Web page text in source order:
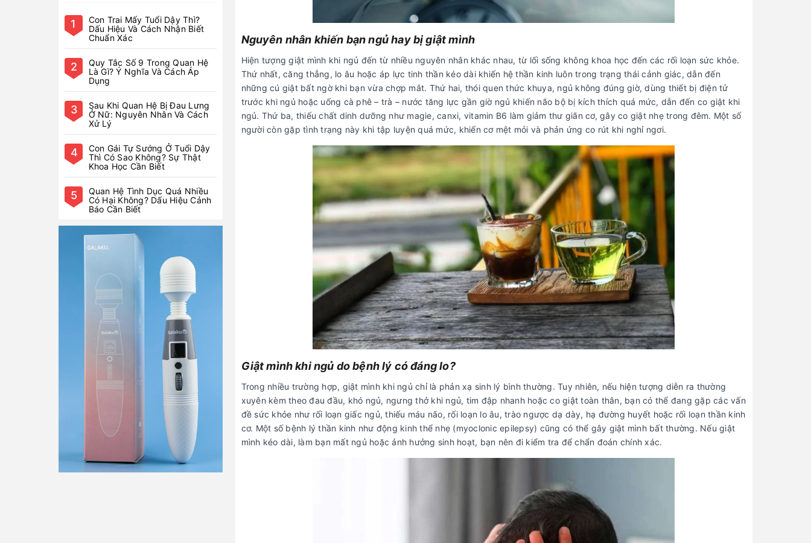
Nguyên nhân khiến bạn ngủ hay bị giật mình
Hiện tượng giật mình khi ngủ đến từ nhiều nguyên nhân khác nhau, từ lối sống không khoa học đến các rối loạn sức khỏe.
Thứ nhất, căng thẳng, lo âu hoặc áp lực tinh thần kéo dài khiến hệ thần kinh luôn trong trạng thái cảnh giác, dẫn đến
những cú giật bất ngờ khi bạn vừa chợp mắt. Thứ hai, thói quen thức khuya, ngủ không đúng giờ, dùng thiết bị điện tử
trước khi ngủ hoặc uống cà phê – trà – nước tăng lực gần giờ ngủ khiến não bộ bị kích thích quá mức, dẫn đến co giật khi
ngủ. Thứ ba, thiếu chất dinh dưỡng như magie, canxi, vitamin B6 làm giảm thư giãn cơ, gây co giật nhẹ trong đêm. Một số
người còn gặp tình trạng này khi tập luyện quá mức, khiến cơ mệt mỏi và phản ứng co rút khi nghỉ ngơi.
Giật mình khi ngủ do bệnh lý có đáng lo?
Trong nhiều trường hợp, giật mình khi ngủ chỉ là phản xạ sinh lý bình thường. Tuy nhiên, nếu hiện tượng diễn ra thường
xuyên kèm theo đau đầu, khó ngủ, ngưng thở khi ngủ, tim đập nhanh hoặc co giật toàn thân, bạn có thể đang gặp các vấn
đề sức khỏe như rối loạn giấc ngủ, thiếu máu não, rối loạn lo âu, trào ngược dạ dày, hạ đường huyết hoặc rối loạn thần kinh
cơ. Một số bệnh lý thần kinh như động kinh thể nhẹ (myoclonic epilepsy) cũng có thể gây giật mình bất thường. Nếu giật
mình kéo dài, làm bạn mất ngủ hoặc ảnh hưởng sinh hoạt, bạn nên đi kiểm tra để chẩn đoán chính xác.
1
2
Quy Tắc Số 9 Trong Quan Hệ
Là Gì? Ý Nghĩa Và Cách Áp
Dụng
3
Sau Khi Quan Hệ Bị Đau Lưng
Ở Nữ: Nguyên Nhân Và Cách
Xử Lý
4
Con Gái Tự Sướng Ở Tuổi Dậy
Thì Có Sao Không? Sự Thật
Khoa Học Cần Biết
5
Quan Hệ Tình Dục Quá Nhiều
Có Hại Không? Dấu Hiệu Cảnh
Báo Cần Biết